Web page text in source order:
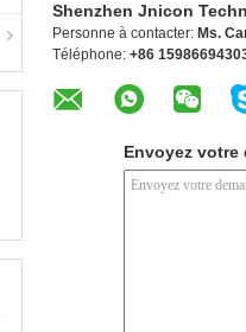
Shenzhen Jnicon
Personne à contacter: Ms.
Téléphone: +86
Envoyez votre